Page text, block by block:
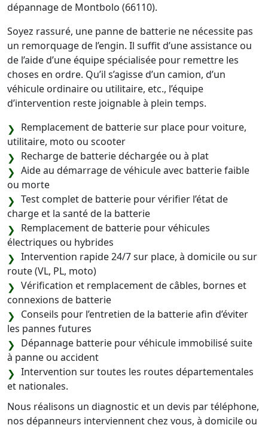
dépannage de Montbolo (66110).
Soyez rassuré, une panne de batterie ne nécessite pas
un remorquage de l’engin. Il suffit d’une assistance ou
de l’aide d’une équipe spécialisée pour remettre les
choses en ordre. Qu’il s’agisse d’un camion, d’un
véhicule ordinaire ou utilitaire, etc., l’équipe
d’intervention reste joignable à plein temps.
Remplacement de batterie sur place pour voiture,
utilitaire, moto ou scooter
Recharge de batterie déchargée ou à plat
Aide au démarrage de véhicule avec batterie faible
ou morte
Test complet de batterie pour vérifier l’état de
charge et la santé de la batterie
Remplacement de batterie pour véhicules
électriques ou hybrides
Intervention rapide 24/7 sur place, à domicile ou sur
route (VL, PL, moto)
Vérification et remplacement de câbles, bornes et
connexions de batterie
Conseils pour l’entretien de la batterie afin d’éviter
les pannes futures
Dépannage batterie pour véhicule immobilisé suite
à panne ou accident
Intervention sur toutes les routes départementales
et nationales.
Nous réalisons un diagnostic et un devis par téléphone,
nos dépanneurs interviennent chez vous, à domicile ou